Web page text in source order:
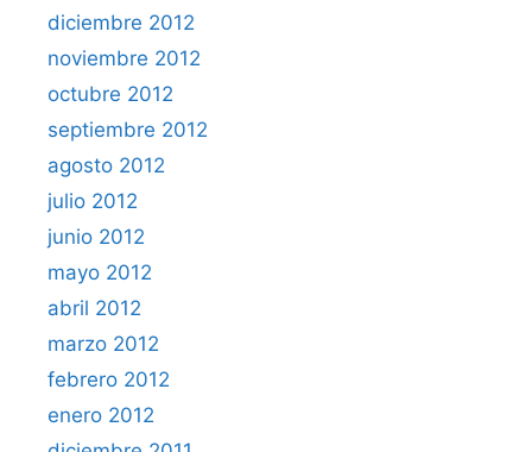
diciembre 2012
noviembre 2012
octubre 2012
septiembre 2012
agosto 2012
julio 2012
junio 2012
mayo 2012
abril 2012
marzo 2012
febrero 2012
enero 2012